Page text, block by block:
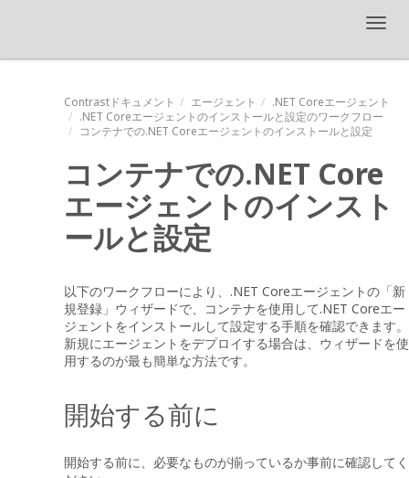
Contrastドキュメント エージェント
.NET Coreエージェント
.NET Coreエージェントのインストールと設定のワークフロー
コンテナでの.NET Coreエージェントのインストールと設定
コンテナでの.NET Core
エージェントのインスト
ールと設定
以下のワークフローにより、.NET Coreエージェントの「新
規登録」ウィザードで、コンテナを使用して.NET Coreエー
ジェントをインストールして設定する手順を確認できます。
新規にエージェントをデプロイする場合は、ウィザードを使
用するのが最も簡単な方法です。
開始する前に
開始する前に、必要なものが揃っているか事前に確認してく